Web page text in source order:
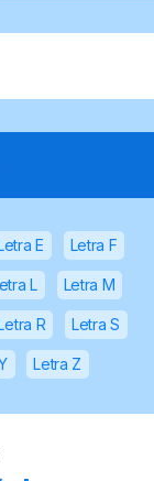
E Letra F
L Letra M
R Letra S
Letra Z